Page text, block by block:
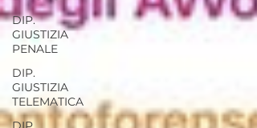
DIP.
GIUSTIZIA
PENALE
DIP.
GIUSTIZIA
TELEMATICA